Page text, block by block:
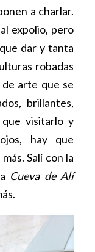
a charlar.
expolio, pero
dar y tanta
robadas
arte que se
brillantes,
visitarlo y
hay que
Salí con la
Cueva de Alí